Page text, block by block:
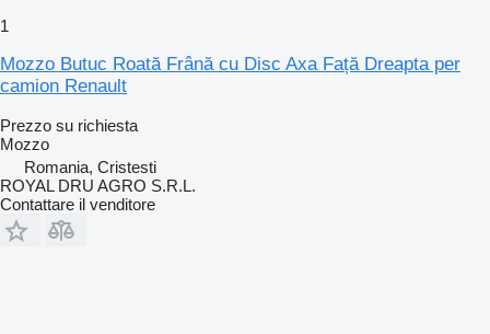
1
Mozzo Butuc Roată Frână cu Disc Axa Față Dreapta per
camion Renault
Prezzo su richiesta
Mozzo
Romania, Cristesti
ROYAL DRU AGRO S.R.L.
Contattare il venditore